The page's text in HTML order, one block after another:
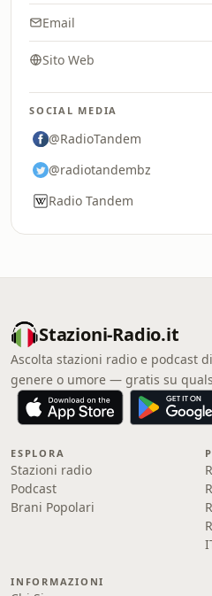
Email
Sito Web
SOCIAL MEDIA
@RadioTandem
@radiotandembz
Radio Tandem
Stazioni-Radio.it
Ascolta stazioni radio e podcast
genere o umore — gratis su
ESPLORA
Stazioni radio
Podcast
Brani Popolari
INFORMAZIONI